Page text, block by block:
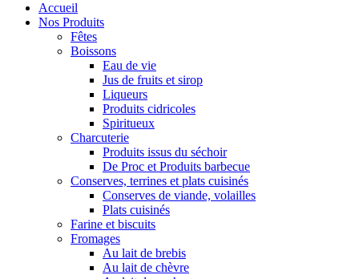
Accueil
Nos Produits
Fêtes
Boissons
Eau de vie
Jus de fruits et sirop
Liqueurs
Produits cidricoles
Spiritueux
Charcuterie
Produits issus du séchoir
De Proc et Produits barbecue
Conserves, terrines et plats cuisinés
Conserves de viande, volailles
Plats cuisinés
Farine et biscuits
Fromages
Au lait de brebis
Au lait de chèvre